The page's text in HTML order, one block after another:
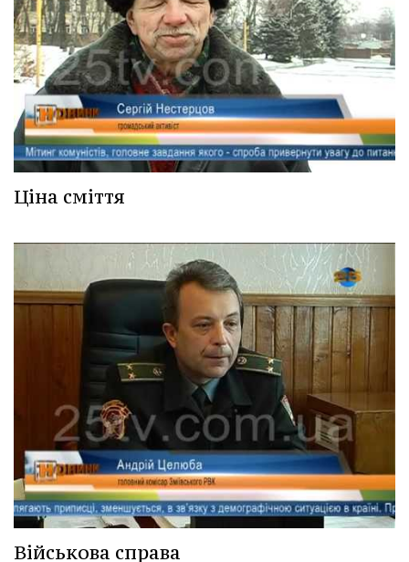
Ціна сміття
Військова справа